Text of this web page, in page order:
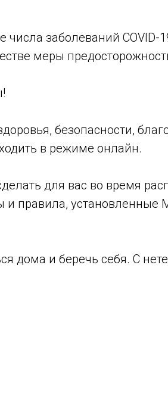
числа заболеваний COVID-
меры
безопасности,
в режиме онлайн.
для вас во время
и правила, установленные
дома и беречь себя. С